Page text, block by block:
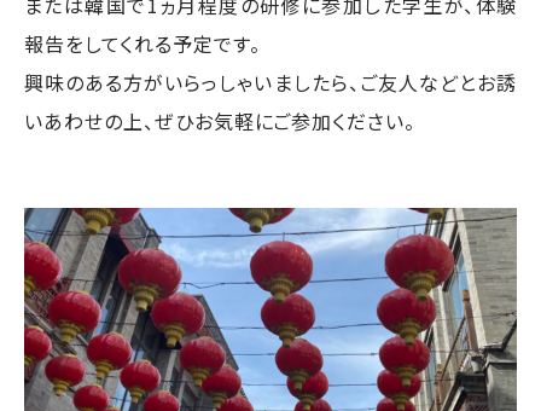
報告をしてくれる予定です。
興味のある方がいらっしゃいましたら、ご友人などとお誘
いあわせの上、ぜひお気軽にご参加ください。